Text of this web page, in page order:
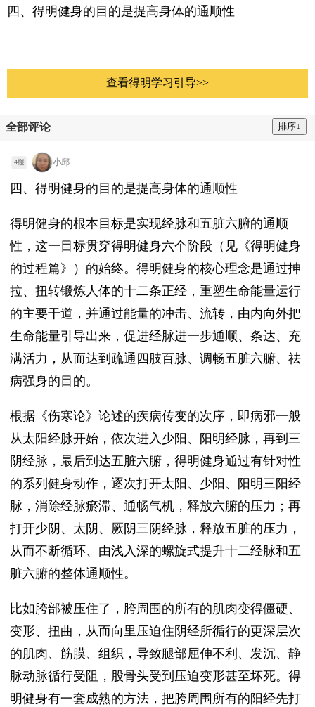
四、得明健身的目的是提高身体的通顺性
查看得明学习引导>>
全部评论
4楼 小邱
四、得明健身的目的是提高身体的通顺性
得明健身的根本目标是实现经脉和五脏六腑的通顺
性，这一目标贯穿得明健身六个阶段（见《得明健身
的过程篇》）的始终。得明健身的核心理念是通过抻
拉、扭转锻炼人体的十二条正经，重塑生命能量运行
的主要干道，并通过能量的冲击、流转，由内向外把
生命能量引导出来，促进经脉进一步通顺、条达、充
满活力，从而达到疏通四肢百脉、调畅五脏六腑、祛
病强身的目的。
根据《伤寒论》论述的疾病传变的次序，即病邪一般
从太阳经脉开始，依次进入少阳、阳明经脉，再到三
阴经脉，最后到达五脏六腑，得明健身通过有针对性
的系列健身动作，逐次打开太阳、少阳、阳明三阳经
脉，消除经脉瘀滞、通畅气机，释放六腑的压力；再
打开少阴、太阴、厥阴三阴经脉，释放五脏的压力，
从而不断循环、由浅入深的螺旋式提升十二经脉和五
脏六腑的整体通顺性。
比如胯部被压住了，胯周围的所有的肌肉变得僵硬、
变形、扭曲，从而向里压迫住阴经所循行的更深层次
的肌肉、筋膜、组织，导致腿部屈伸不利、发沉、静
脉动脉循行受阻，股骨头受到压迫变形甚至坏死。得
明健身有一套成熟的方法，把胯周围所有的阳经先打